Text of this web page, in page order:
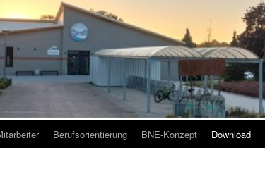
Berufsorientierung BNE-Konzept Download